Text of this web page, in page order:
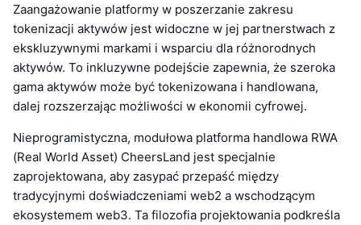
Zaangażowanie platformy w poszerzanie zakresu
tokenizacji aktywów jest widoczne w jej partnerstwach z
ekskluzywnymi markami i wsparciu dla różnorodnych
aktywów. To inkluzywne podejście zapewnia, że szeroka
gama aktywów może być tokenizowana i handlowana,
dalej rozszerzając możliwości w ekonomii cyfrowej.
Nieprogramistyczna, modułowa platforma handlowa RWA
(Real World Asset) CheersLand jest specjalnie
zaprojektowana, aby zasypać przepaść między
tradycyjnymi doświadczeniami web2 a wschodzącym
ekosystemem web3. Ta filozofia projektowania podkreśla